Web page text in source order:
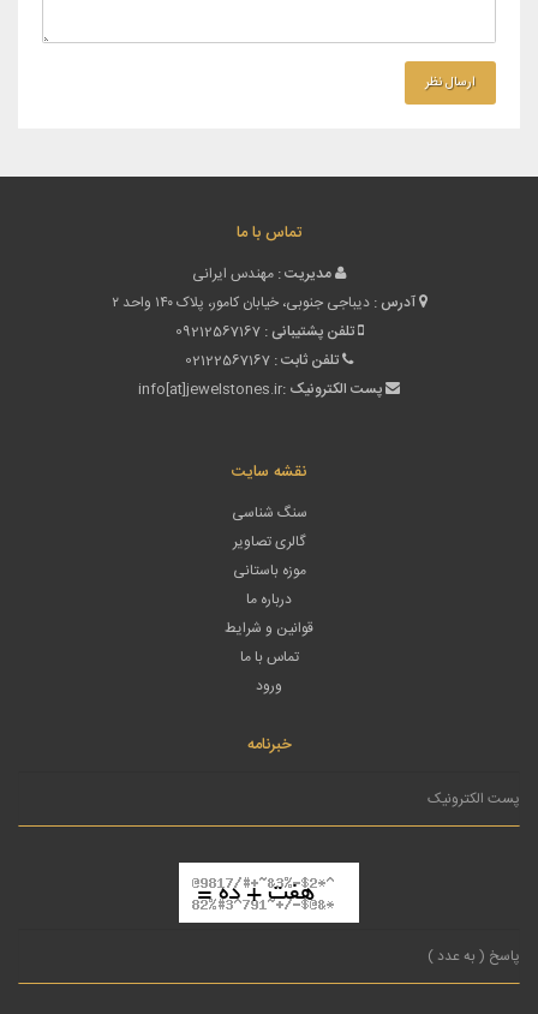
تماس با ما
مدیریت : مهندس ایرانی
آدرس : دیباجی جنوبی، خیابان کامور، پلاک ۱۴۰ واحد ۲
تلفن پشتیبانی : 09212567167
تلفن ثابت : 02122567167
پست الکترونیک :info[at]jewelstones.ir
نقشه سایت
سنگ شناسی
گالری تصاویر
موزه باستانی
درباره ما
قوانین و شرایط
تماس با ما
ورود
خبرنامه